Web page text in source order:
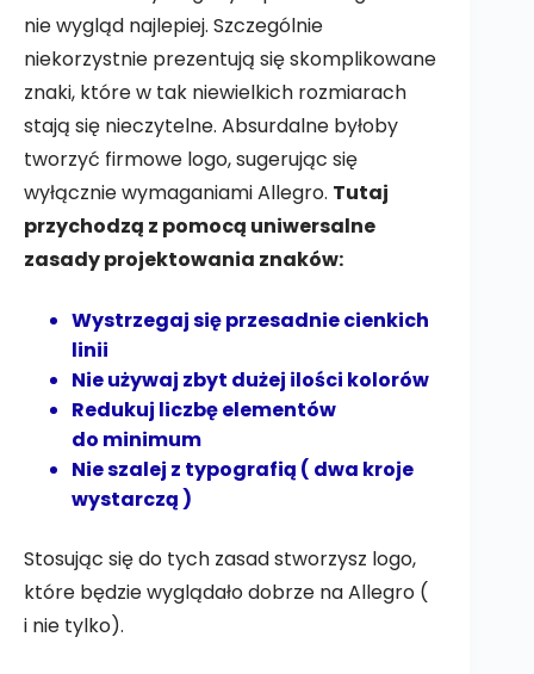
nie wygląd najlepiej. Szczególnie
niekorzystnie prezentują się skomplikowane
znaki, które w tak niewielkich rozmiarach
stają się nieczytelne. Absurdalne byłoby
tworzyć firmowe logo, sugerując się
wyłącznie wymaganiami Allegro. Tutaj
przychodzą z pomocą uniwersalne
zasady projektowania znaków:
Wystrzegaj się przesadnie cienkich
linii
Nie używaj zbyt dużej ilości kolorów
Redukuj liczbę elementów
do minimum
Nie szalej z typografią ( dwa kroje
wystarczą )
Stosując się do tych zasad stworzysz logo,
które będzie wyglądało dobrze na Allegro (
i nie tylko).